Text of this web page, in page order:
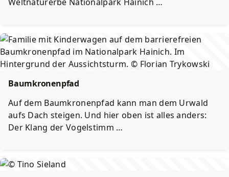
Baumkronenpfad
Auf dem Baumkronenpfad kann man dem Urwald
aufs Dach steigen. Und hier oben ist alles anders:
Der Klang der Vogelstimm …